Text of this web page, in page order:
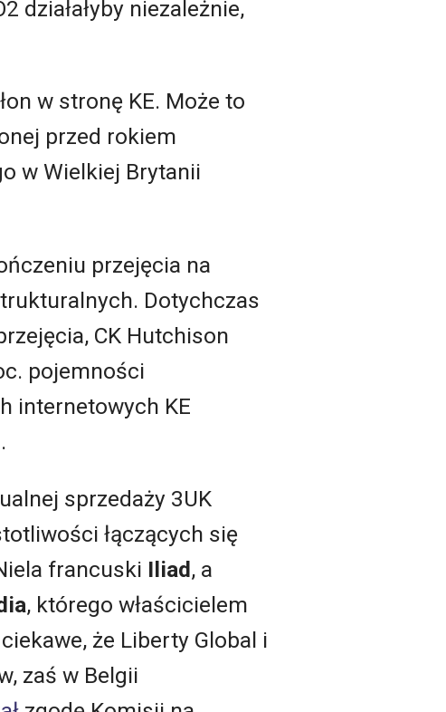
działałyby niezależnie,
w stronę KE. Może to
przed rokiem
w Wielkiej Brytanii
przejęcia na
Dotychczas
CK Hutchison
pojemności
internetowych KE
sprzedaży 3UK
łączących się
francuski Iliad, a
, którego właścicielem
że Liberty Global i
zaś w Belgii